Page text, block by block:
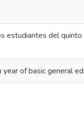
estudiantes del quinto
of basic general